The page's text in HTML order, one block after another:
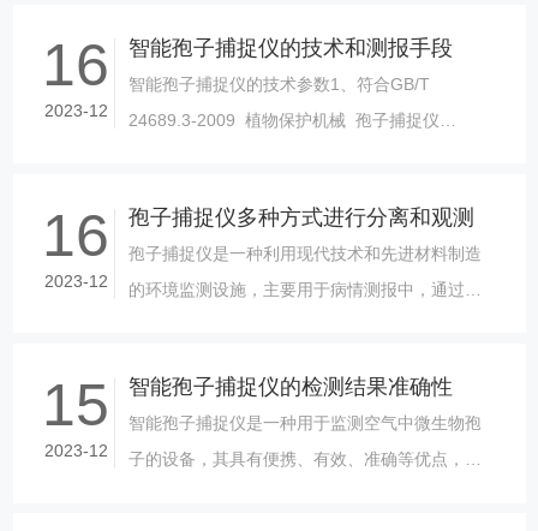
16
2023-12
智能孢子捕捉仪的技术和测报手段
智能孢子捕捉仪的技术参数1、符合GB/T
24689.3-2009 植物保护机械 孢子捕捉仪
16
2023-12
孢子捕捉仪多种方式进行分离和观测
孢子捕捉仪是一种利用现代技术和先进材料制造
的环境监测设施，主要用于病情测报中，通过监
15
2023-12
智能孢子捕捉仪的检测结果准确性
智能孢子捕捉仪是一种用于监测空气中微生物孢
子的设备，其具有便携、有效、准确等优点，已